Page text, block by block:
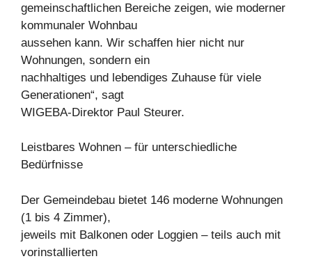
gemeinschaftlichen Bereiche zeigen, wie moderner
kommunaler Wohnbau
aussehen kann. Wir schaffen hier nicht nur
Wohnungen, sondern ein
nachhaltiges und lebendiges Zuhause für viele
Generationen“, sagt
WIGEBA-Direktor Paul Steurer.
Leistbares Wohnen – für unterschiedliche
Bedürfnisse
Der Gemeindebau bietet 146 moderne Wohnungen
(1 bis 4 Zimmer),
jeweils mit Balkonen oder Loggien – teils auch mit
vorinstallierten